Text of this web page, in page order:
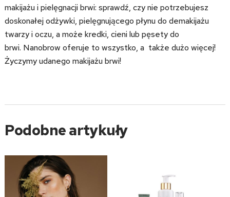
makijażu i pielęgnacji brwi: sprawdź, czy nie potrzebujesz
doskonałej odżywki, pielęgnującego płynu do demakijażu
twarzy i oczu, a może kredki, cieni lub pęsety do
brwi. Nanobrow oferuje to wszystko, a także dużo więcej!
Życzymy udanego makijażu brwi!
Podobne artykuły